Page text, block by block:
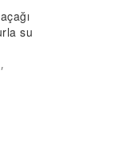
su